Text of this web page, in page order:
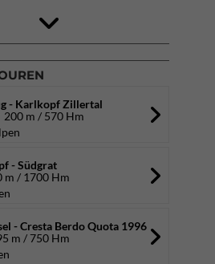
- Karlkopf Zillertal
200 m / 570 Hm
- Südgrat
m / 1700 Hm
- Cresta Berdo Quota 1996
m / 750 Hm